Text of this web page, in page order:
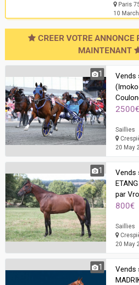
Paris
10
CREER VOTRE ANNONCE
MAINTENANT
1
Vends
2500€
Saillies
20 May
1
Vends
par
800€
Saillies
20 May
1
Vends